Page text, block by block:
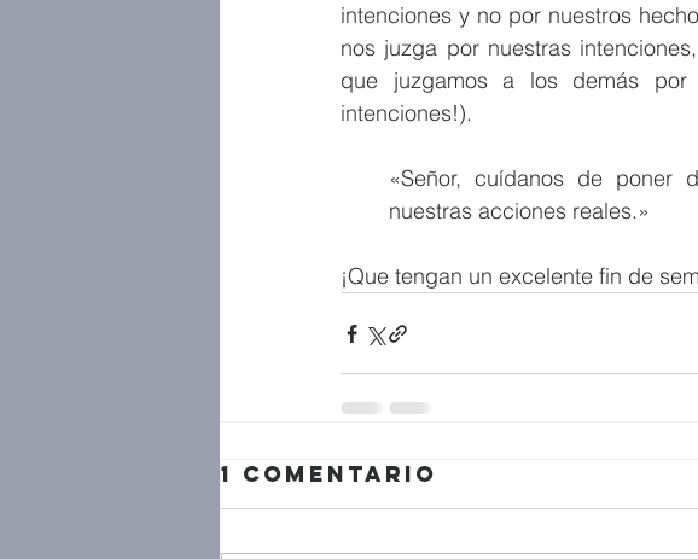
intenciones y no por nuestros
nos juzga por nuestras
que juzgamos a los demás por
intenciones!).
«Señor, cuídanos de poner
nuestras acciones reales.»
¡Que tengan un excelente fin de
1 comentario